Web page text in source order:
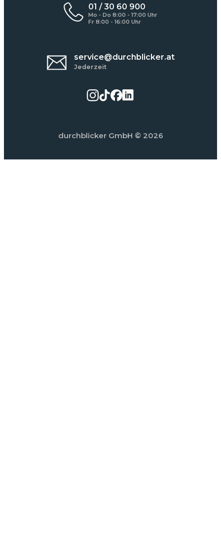
01 / 30 60 900
Mo - Do 8:00 - 17:00 Uhr
Fr 8:00 - 16:00 Uhr
service@durchblicker.at
Jederzeit
durchblicker GmbH © 2026